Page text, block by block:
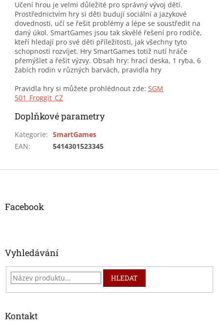
Učení hrou je velmi důležité pro správný vývoj dětí.
Prostřednictvím hry si děti budují sociální a jazykové
dovednosti, učí se řešit problémy a lépe se soustředit na
daný úkol. SmartGames jsou tak skvělé řešení pro rodiče,
kteří hledají pro své děti příležitosti, jak všechny tyto
schopnosti rozvíjet. Hry SmartGames totiž nutí hráče
přemýšlet a řešit výzvy. Obsah hry: hrací deska, 1 ryba, 6
žabích rodin v různých barvách, pravidla hry
Pravidla hry si můžete prohlédnout zde: SGM
501_Froggit_CZ
Doplňkové parametry
Kategorie: SmartGames
EAN: 5414301523345
Facebook
Vyhledávání
HLEDAT
Kontakt